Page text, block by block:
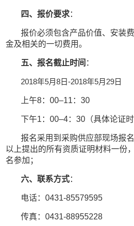
四、报价要求：
报价必须包含产品价值、安装
金及相关的一切费用。
五、报名截止时间 ：
2018年5月8日-2018年5月29日
上午8：00–11：30
下午1：00–4：30（具体论证时
报名采用到采购供应部现场报
以上提出的所有资质证明材料一份
名参加；
六、联系方式：
电话：0431-85579595
传真：0431-88955228